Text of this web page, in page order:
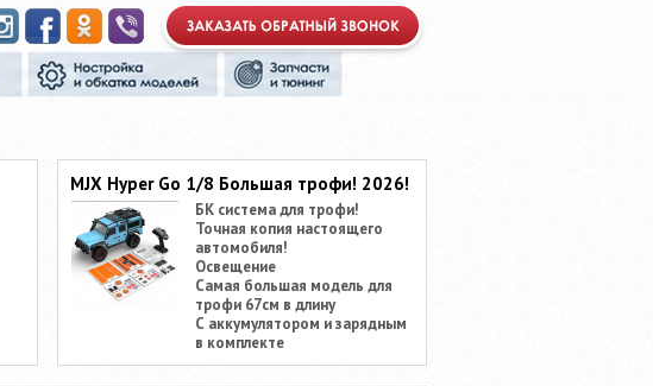
MJX Hyper Go 1/8 Большая трофи! 2026!
БК система для трофи!
Точная копия настоящего
автомобиля!
Освещение
Самая большая модель для
трофи 67см в длину
С аккумулятором и зарядным
в комплекте